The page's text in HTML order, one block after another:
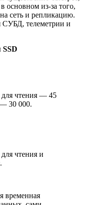
основном из-за того,
сеть и репликацию.
СУБД, телеметрии и
для чтения — 45
30 000.
чтения и
временная